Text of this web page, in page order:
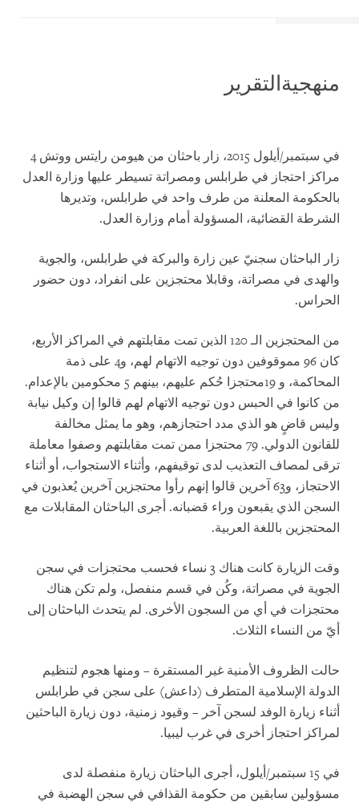
منهجيةالتقرير
في سبتمبر/أيلول 2015، زار باحثان من هيومن رايتس ووتش 4
مراكز احتجاز في طرابلس ومصراتة تسيطر عليها وزارة العدل
بالحكومة المعلنة من طرف واحد في طرابلس، وتديرها
الشرطة القضائية، المسؤولة أمام وزارة العدل.
زار الباحثان سجنيّ عين زارة والبركة في طرابلس، والجوية
والهدى في مصراتة، وقابلا محتجزين على انفراد، دون حضور
الحراس.
من المحتجزين الـ 120 الذين تمت مقابلتهم في المراكز الأربع،
كان 96 مموقوفين دون توجيه الاتهام لهم، و4 على ذمة
المحاكمة، و 19
محتجزا حُكم عليهم، بينهم 5 محكومين بالإعدام.
من كانوا في الحبس دون توجيه الاتهام لهم قالوا إن وكيل نيابة
وليس قاضٍ هو الذي مدد احتجازهم، وهو ما يمثل مخالفة
للقانون الدولي. 79 محتجزا ممن تمت مقابلتهم وصفوا معاملة
ترقى لمصاف التعذيب لدى توقيفهم، وأثناء الاستجواب، أو أثناء
الاحتجاز، و63 آخرين قالوا إنهم رأوا محتجزين آخرين يُعذبون في
السجن الذي يقبعون وراء قضبانه. أجرى الباحثان المقابلات مع
المحتجزين باللغة العربية.
وقت الزيارة كانت هناك 3 نساء فحسب محتجزات في سجن
الجوية في مصراتة، وكُن في قسم منفصل، ولم تكن هناك
محتجزات في أي من السجون الأخرى. لم يتحدث الباحثان إلى
أيّ من النساء الثلاث.
حالت الظروف الأمنية غير المستقرة – ومنها هجوم لتنظيم
الدولة الإسلامية المتطرف (داعش) على سجن في طرابلس
أثناء زيارة الوفد لسجن آخر – وقيود زمنية، دون زيارة الباحثين
لمراكز احتجاز أخرى في غرب ليبيا.
في 15 سبتمبر/أيلول، أجرى الباحثان زيارة منفصلة لدى
مسؤولين سابقين من حكومة القذافي في سجن الهضبة في